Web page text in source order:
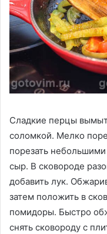
Сладкие перцы
соломкой. Мелко
порезать
сыр. В сковороде
добавить лук.
затем положить в
помидоры. Быстро
снять сковороду с